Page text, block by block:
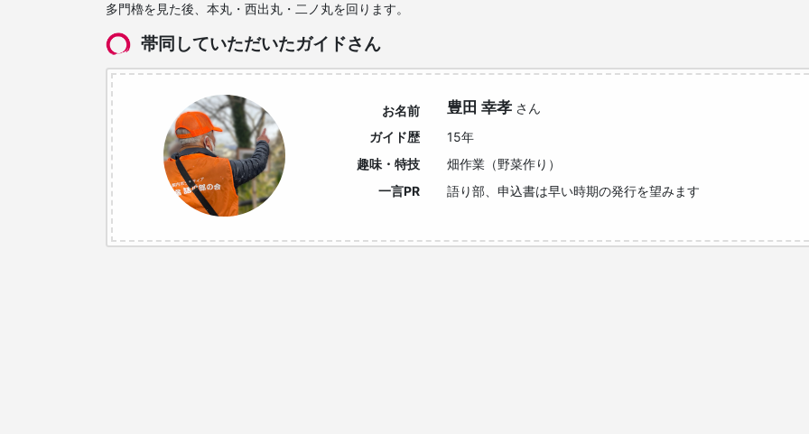
多門櫓を見た後、本丸・西出丸・二ノ丸を回ります。
帯同していただいたガイドさん
お名前 豊田 幸孝さん
ガイド歴
15年
趣味・特技
畑作業（野菜作り）
一言PR
語り部、申込書は早い時期の発行を望みます